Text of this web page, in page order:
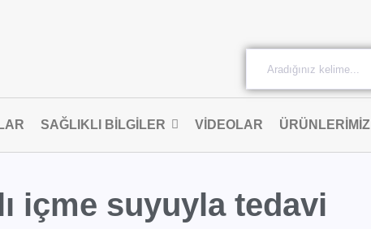
SAĞLIKLI BILGILER VIDEOLAR ÜRÜNLERIMIZ
içme suyuyla tedavi